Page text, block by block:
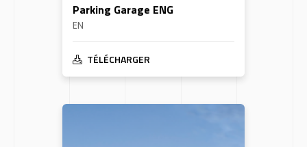
Parking Garage ENG
EN
TÉLÉCHARGER